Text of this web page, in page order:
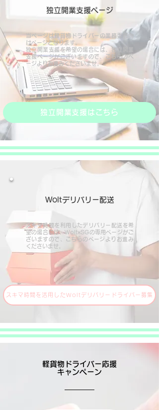
独立開業支援ページ
当ページは軽貨物ドライバーの業務委託向
けページとなります。
独立開業支援を希望の場合には、独立開業
支援ページがございますので​、こちらのペ
ージよりお進みくださいませ。
独立開業支援はこちら
Woltデリバリー配送
スキマ時間を利用したデリバリー配送を希
望の場合には、Wolt×SGの専用ページがご
ざいますので​、こちらのページよりお進み
くださいませ。
スキマ時間を活用したWoltデリバリードライバー募集
軽貨物ドライバー応援
キャンペーン